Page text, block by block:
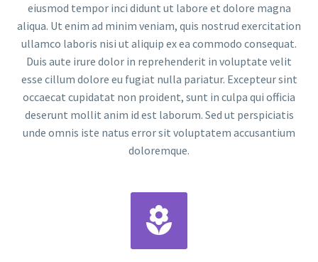
eiusmod tempor inci didunt ut labore et dolore magna
aliqua. Ut enim ad minim veniam, quis nostrud exercitation
ullamco laboris nisi ut aliquip ex ea commodo consequat.
Duis aute irure dolor in reprehenderit in voluptate velit
esse cillum dolore eu fugiat nulla pariatur. Excepteur sint
occaecat cupidatat non proident, sunt in culpa qui officia
deserunt mollit anim id est laborum. Sed ut perspiciatis
unde omnis iste natus error sit voluptatem accusantium
doloremque.

